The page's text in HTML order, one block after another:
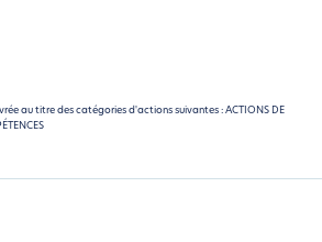
au titre des catégories d'actions suivantes : ACTIONS DE